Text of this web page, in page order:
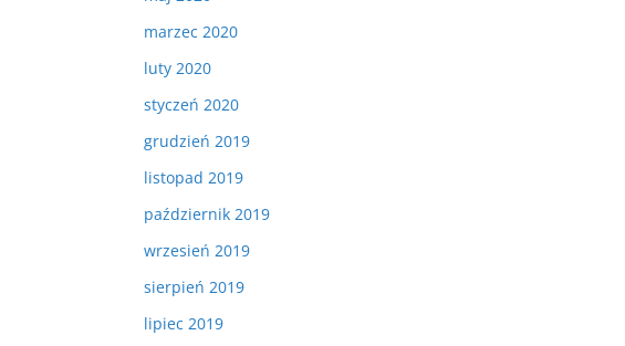
marzec 2020
luty 2020
styczeń 2020
grudzień 2019
listopad 2019
październik 2019
wrzesień 2019
sierpień 2019
lipiec 2019